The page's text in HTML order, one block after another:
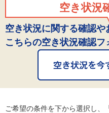
空き状況
空き状況に関する確認や
こちらの空き状況確認フ
ご希望の条件を下から選択し、